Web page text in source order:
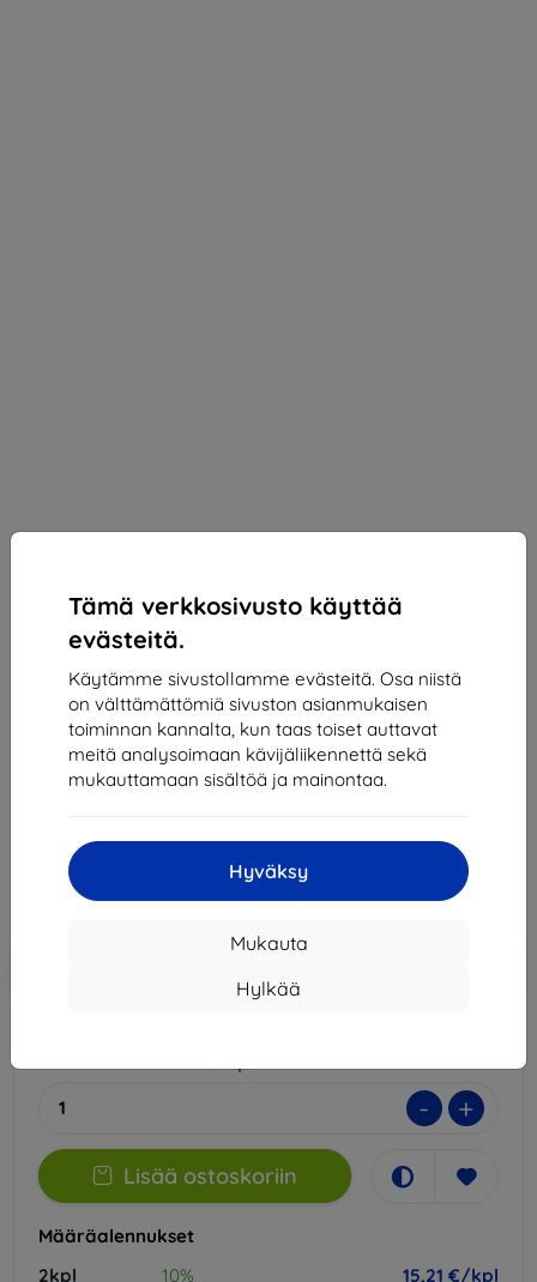
Tämä verkkosivusto käyttää
evästeitä.
Käytämme sivustollamme evästeitä. Osa niistä
on välttämättömiä sivuston asianmukaisen
toiminnan kannalta, kun taas toiset auttavat
meitä analysoimaan kävijäliikennettä sekä
mukauttamaan sisältöä ja mainontaa.
Hyväksy
Mukauta
Hylkää
3mk Silky Matt Privacy Protective film for Honor
Magic5 Pro
Honor Magic 5 Pro
15,21 €
Hinta ilman ALV:tä
Alennus kupongilla
- +
Lisää ostoskoriin
Määräalennukset
2kpl
10% 15,21 €/kpl